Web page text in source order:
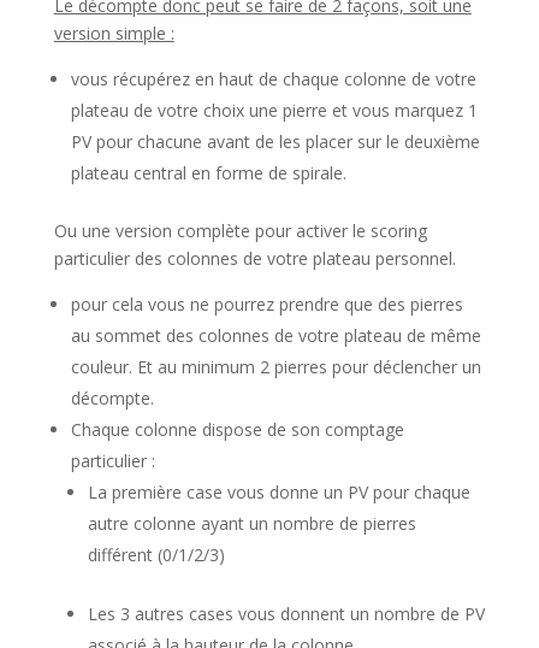
Le décompte donc peut se faire de 2 façons, soit une
version simple :
vous récupérez en haut de chaque colonne de votre
plateau de votre choix une pierre et vous marquez 1
PV pour chacune avant de les placer sur le deuxième
plateau central en forme de spirale.
Ou une version complète pour activer le scoring
particulier des colonnes de votre plateau personnel.
pour cela vous ne pourrez prendre que des pierres
au sommet des colonnes de votre plateau de même
couleur. Et au minimum 2 pierres pour déclencher un
décompte.
Chaque colonne dispose de son comptage
particulier :
La première case vous donne un PV pour chaque
autre colonne ayant un nombre de pierres
différent (0/1/2/3)
Les 3 autres cases vous donnent un nombre de PV